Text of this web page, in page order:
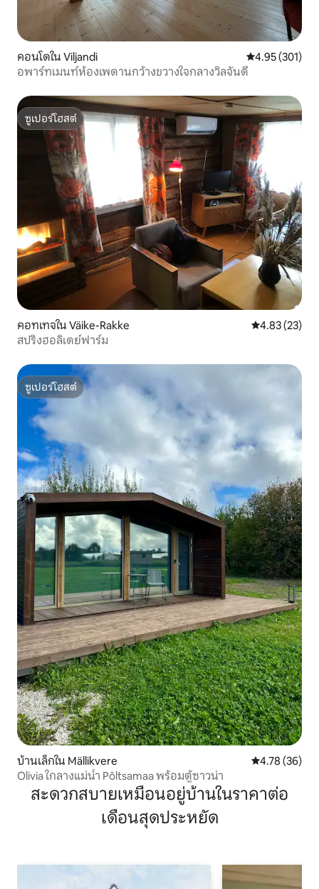
คอนโดใน Viljandi คะแนนเฉลี่ย
4.95 (301)
อพาร์ทเมนท์ห้องเพดานกว้างขวางใจกลางวิลจันดี
ซูเปอร์โฮสต์
ซูเปอร์โฮสต์
คอทเทจใน Väike-Rakke คะแนนเฉลี่ย
4.83 (23)
สปริงฮอลิเดย์ฟาร์ม
ซูเปอร์โฮสต์
ซูเปอร์โฮสต์
บ้านเล็กใน Mällikvere คะแนนเฉลี่ย
4.78 (36)
Olivia ใกลางแม่น้ำ Põltsamaa พร้อมตู้ซาวน่า
สะดวกสบายเหมือนอยู่บ้านในราคาต่อ
เดือนสุดประหยัด